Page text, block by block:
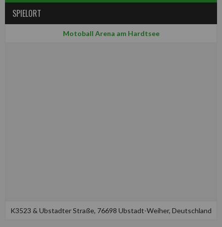
SPIELORT
Motoball Arena am Hardtsee
K3523 & Ubstadter Straße, 76698 Ubstadt-Weiher, Deutschland